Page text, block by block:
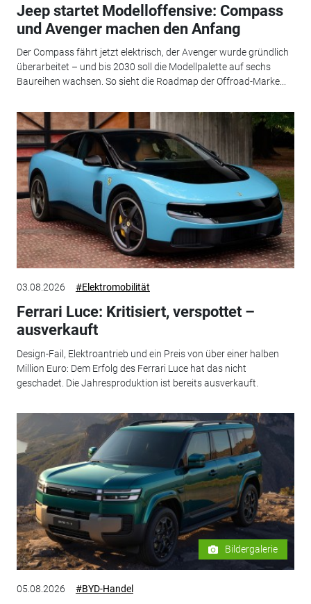
Jeep startet Modelloffensive: Compass
und Avenger machen den Anfang
Der Compass fährt jetzt elektrisch, der Avenger wurde gründlich
überarbeitet – und bis 2030 soll die Modellpalette auf sechs
Baureihen wachsen. So sieht die Roadmap der Offroad-Marke...
03.08.2026 #Elektromobilität
Ferrari Luce: Kritisiert, verspottet –
ausverkauft
Design-Fail, Elektroantrieb und ein Preis von über einer halben
Million Euro: Dem Erfolg des Ferrari Luce hat das nicht
geschadet. Die Jahresproduktion ist bereits ausverkauft.
Bildergalerie
05.08.2026 #BYD-Handel